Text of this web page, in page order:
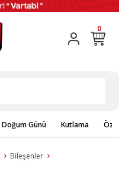
0
Doğum Günü Kutlama
Bileşenler